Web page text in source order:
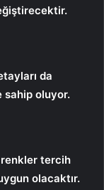
da
sahip oluyor.
tercih
olacaktır.